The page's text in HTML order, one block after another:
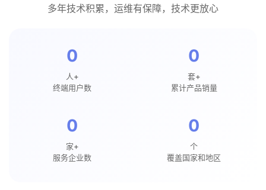
多年技术积累，运维有保障，技术更放心
0
0
人+
终端用户数
0
0
套+
累计产品销量
0
0
家+
服务企业数
0
0
个
覆盖国家和地区